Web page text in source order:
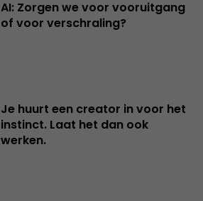
AI: Zorgen we voor vooruitgang
of voor verschraling?
Je huurt een creator in voor het
instinct. Laat het dan ook
werken.